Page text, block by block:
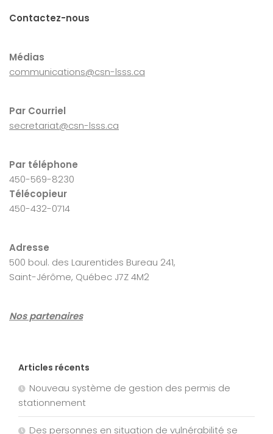
Contactez-nous
Médias
communications@csn-lsss.ca
Par Courriel
secretariat@csn-lsss.ca
Par téléphone
450-569-8230
Télécopieur
450-432-0714
Adresse
500 boul. des Laurentides Bureau 241,
Saint-Jérôme, Québec J7Z 4M2
Nos partenaires
Articles récents
Nouveau système de gestion des permis de
stationnement
Des personnes en situation de vulnérabilité se